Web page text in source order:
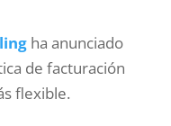
ha anunciado
de facturación
flexible.